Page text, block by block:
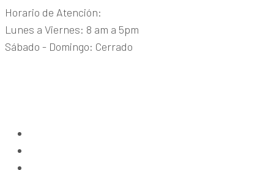
Horario de Atención:
Lunes a Viernes: 8 am a 5pm
Sábado - Domingo: Cerrado